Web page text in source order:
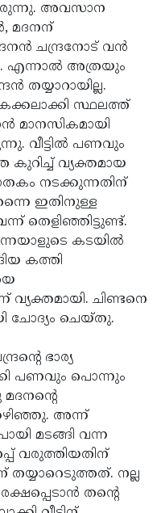
അവസാന
മദനന്
ചന്ദ്രനോട് വന്‍
എന്നാല്‍ അത്രയും
സ്ഥലത്ത്
മാനസികമായി
വീട്ടില്‍ പണവും
കുറിച്ച് വ്യക്തമായ
നടക്കുന്നതിന്
ഇതിനുള്ള
തെളിഞ്ഞിട്ടുണ്ട്.
കടയില്‍
കത്തി
ചിണ്ടനെ
ചോദ്യം ചെയ്തു.
ഭാര്യ
പണവും പൊന്നും
അന്ന്
മടങ്ങി വന്ന
വരുത്തിയതിന്
നല്ല
തന്റെ